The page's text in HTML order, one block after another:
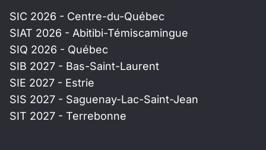
SIC 2026 - Centre-du-Québec
SIAT 2026 - Abitibi-Témiscamingue
SIQ 2026 - Québec
SIB 2027 - Bas-Saint-Laurent
SIE 2027 - Estrie
SIS 2027 - Saguenay-Lac-Saint-Jean
SIT 2027 - Terrebonne